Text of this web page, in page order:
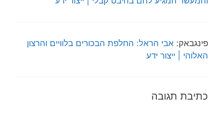
פינגבאק: אבי הראל: החלפת הבכורים בלוויים והרצון
האלוהי | ייצור ידע
כתיבת תגובה